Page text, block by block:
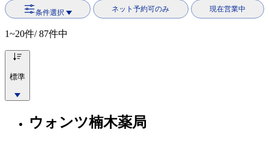
条件選択 ネット予約可のみ 現在営業中
1~20件/ 87件中
標準
ウォンツ楠木薬局